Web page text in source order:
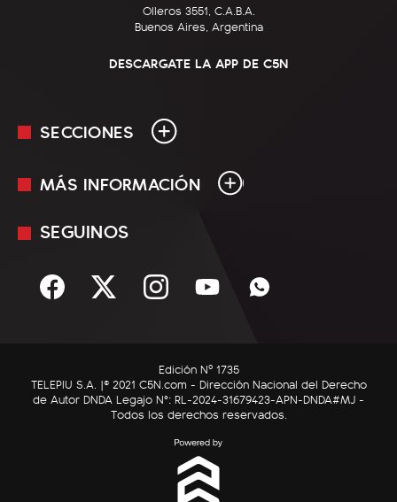
Olleros 3551, C.A.B.A.
Buenos Aires, Argentina
DESCARGATE LA APP DE C5N
SECCIONES
En Vivo
Sociedad
C5N Autos
RatingCero
MÁS INFORMACIÓN
Mediakit
Términos y condiciones
SEGUINOS
Edición Nº 1735
TELEPIU S.A. |© 2021 C5N.com - Dirección Nacional del Derecho
de Autor DNDA Legajo N°: RL-2024-31679423-APN-DNDA#MJ -
Todos los derechos reservados.